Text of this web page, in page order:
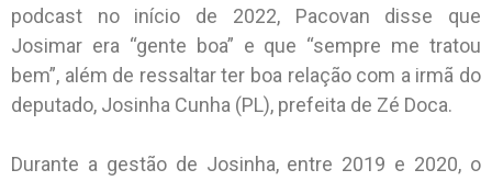
podcast no início de 2022, Pacovan disse que
Josimar era “gente boa” e que “sempre me tratou
bem”, além de ressaltar ter boa relação com a irmã do
deputado, Josinha Cunha (PL), prefeita de Zé Doca.
Durante a gestão de Josinha, entre 2019 e 2020, o